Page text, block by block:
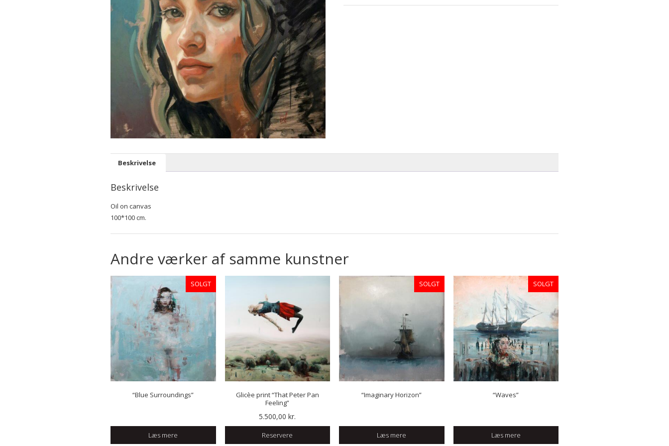
Beskrivelse
Beskrivelse
Oil on canvas
100*100 cm.
Andre værker af samme kunstner
SOLGT
“Blue Surroundings”
Læs mere
Glicèe print “That Peter Pan
Feeling”
5.500,00kr.
Reservere
SOLGT
“Imaginary Horizon”
Læs mere
SOLGT
“Waves”
Læs mere